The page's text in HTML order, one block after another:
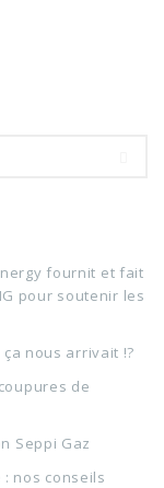
fournit et fait
pour soutenir les
nous arrivait !?
de
Seppi Gaz
nos conseils